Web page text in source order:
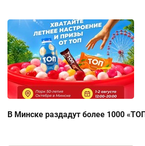
В Минске раздадут более 1000